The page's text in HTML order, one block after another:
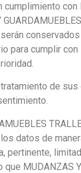
cumplimiento con
para cumplir
de
datos de
pertinente,
que MUDANZAS Y